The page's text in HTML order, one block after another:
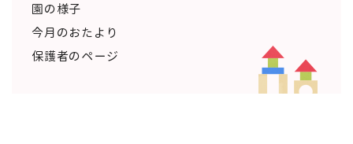
園の様子
今月のおたより
保護者のページ